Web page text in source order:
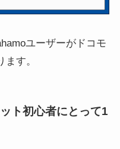
ユーザーがドコモ
す。
ト初心者にとって1